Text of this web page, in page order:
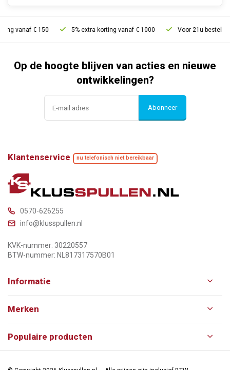
€ 150 5% extra korting vanaf € 1000 Voor 21u besteld,
Op de hoogte blijven van acties en nieuwe
ontwikkelingen?
Abonneer
Klantenservice nu telefonisch niet bereikbaar
0570-626255
info@klusspullen.nl
KVK-nummer: 30220557
BTW-nummer: NL817317570B01
Informatie
Merken
Populaire producten